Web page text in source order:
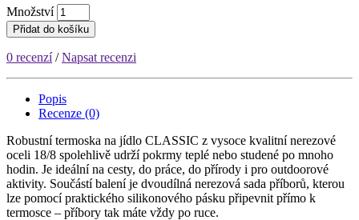
Množství
Přidat do košíku
0 recenzí/Napsat recenzi
Popis
Recenze (0)
Robustní termoska na jídlo CLASSIC z vysoce kvalitní nerezové
oceli 18/8 spolehlivě udrží pokrmy teplé nebo studené po mnoho
hodin. Je ideální na cesty, do práce, do přírody i pro outdoorové
aktivity. Součástí balení je dvoudílná nerezová sada příborů, kterou
lze pomocí praktického silikonového pásku připevnit přímo k
termosce – příbory tak máte vždy po ruce.